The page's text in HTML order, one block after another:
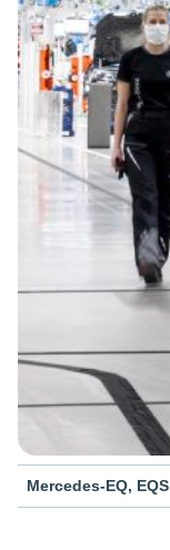
Mercedes-EQ, EQS